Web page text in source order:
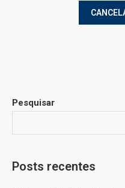
Pesquisar
Posts recentes